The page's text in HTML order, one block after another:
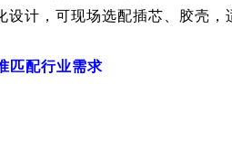
设计，可现场选配插芯、胶壳
匹配行业需求